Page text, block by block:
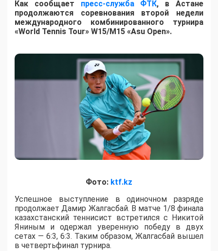
Как сообщает пресс-служба ФТК, в Астане
продолжаются соревнования второй недели
международного комбинированного турнира
«World Tennis Tour» W15/M15 «Asu Open».
Фото: ktf.kz
Успешное выступление в одиночном разряде
продолжает Дамир Жалгасбай. В матче 1/8 финала
казахстанский теннисист встретился с Никитой
Яниным и одержал уверенную победу в двух
сетах — 6:3, 6:3. Таким образом, Жалгасбай вышел
в четвертьфинал турнира.